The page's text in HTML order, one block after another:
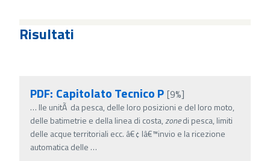
Risultati
PDF: Capitolato Tecnico P [9%]
… lle unitÃ da pesca, delle loro posizioni e del loro moto,
delle batimetrie e della linea di costa,zonedi pesca, limiti
delle acque territoriali ecc. â€¢ lâ€™invio e la ricezione
automatica delle …